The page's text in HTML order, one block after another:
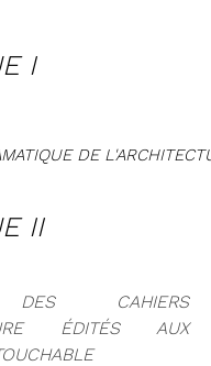
I
DE
II
DES CAHIERS
ÉDITÉS AUX